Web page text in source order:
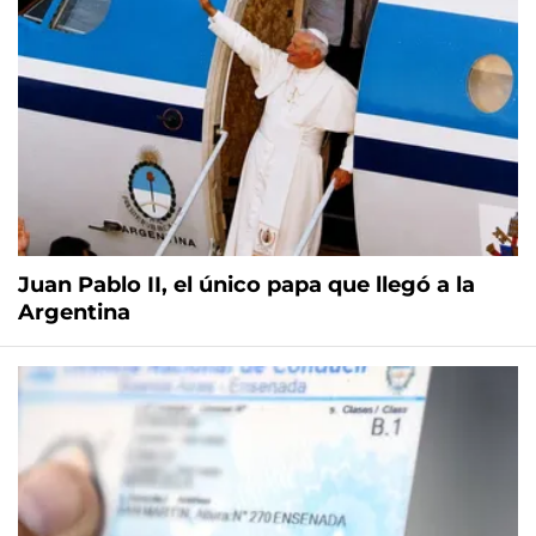
Juan Pablo II, el único papa que llegó a la
Argentina